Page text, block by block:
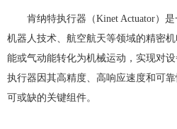
肯纳特执行器（Kinet Actuator）
机器人技术、航空航天等领域的精密
能或气动能转化为机械运动，实现对
执行器因其高精度、高响应速度和可
可或缺的关键组件。